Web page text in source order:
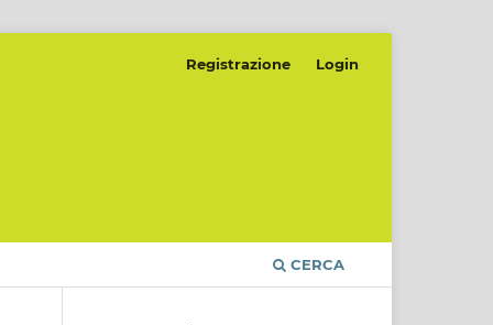
CERCA
Registrazione Login